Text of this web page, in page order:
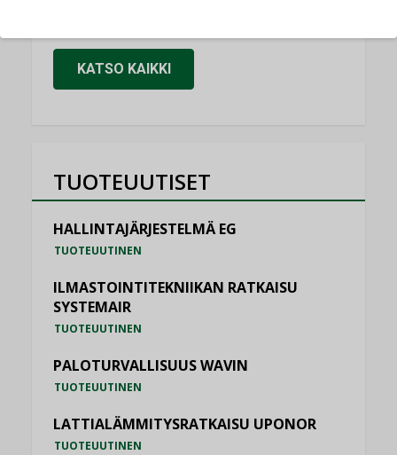
KATSO KAIKKI
TUOTEUUTISET
HALLINTAJÄRJESTELMÄ EG
TUOTEUUTINEN
ILMASTOINTITEKNIIKAN RATKAISU
SYSTEMAIR
TUOTEUUTINEN
PALOTURVALLISUUS WAVIN
TUOTEUUTINEN
LATTIALÄMMITYSRATKAISU UPONOR
TUOTEUUTINEN